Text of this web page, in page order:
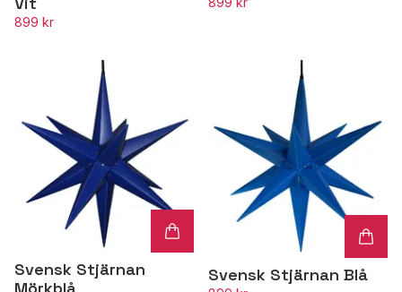
899 kr
Svensk Stjärnan
Svensk Stjärnan Blå